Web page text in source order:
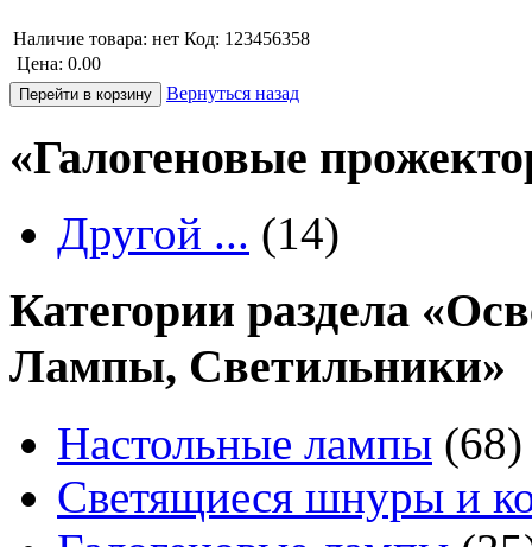
Наличие товара: нет Код: 123456358
Цена: 0.00
Вернуться назад
«Галогеновые
Другой ... (14)
Категории раздела
Лампы, Светильники»
Настольные лампы (68)
Светящиеся шнуры и